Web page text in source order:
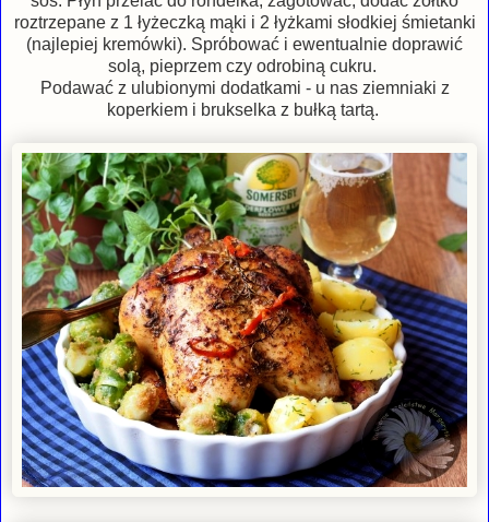
roztrzepane z 1 łyżeczką mąki i 2 łyżkami słodkiej śmietanki
(najlepiej kremówki). Spróbować i ewentualnie doprawić
solą, pieprzem czy odrobiną cukru.
Podawać z ulubionymi dodatkami - u nas ziemniaki z
koperkiem i brukselka z bułką tartą.